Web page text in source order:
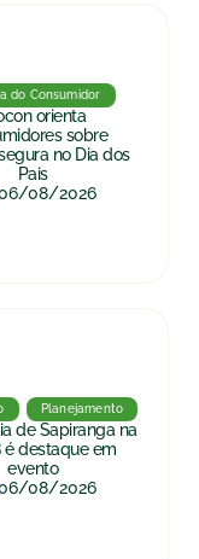
do Consumidor
orienta
sobre
no Dia dos
Pais
08/2026
Planejamento
de Sapiranga na
é destaque em
evento
08/2026